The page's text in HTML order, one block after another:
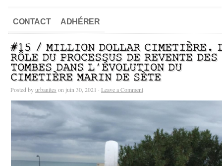
CONTACT ADHÉRER
#15 / MILLION DOLLAR CIMETIÈRE.
RÔLE DU PROCESSUS DE REVENTE DES
TOMBES DANS L’ÉVOLUTION DU
CIMETIÈRE MARIN DE SÈTE
Posted byurbanites on juin 30, 2021 · Leave a Comment